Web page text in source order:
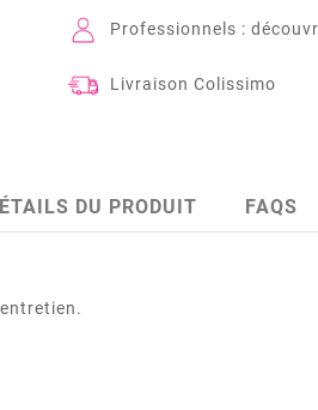
Professionnels :
Livraison Colissimo
DU PRODUIT FAQS